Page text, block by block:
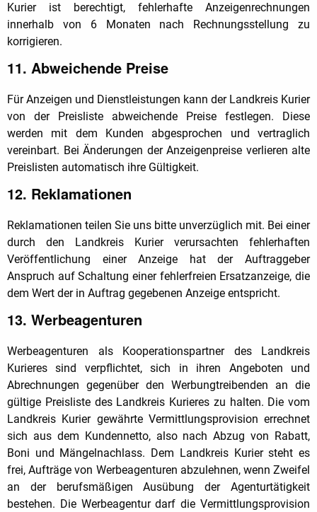
Kurier ist berechtigt, fehlerhafte Anzeigenrechnungen
innerhalb von 6 Monaten nach Rechnungsstellung zu
korrigieren.
11. Abweichende Preise
Für Anzeigen und Dienstleistungen kann der Landkreis Kurier
von der Preisliste abweichende Preise festlegen. Diese
werden mit dem Kunden abgesprochen und vertraglich
vereinbart. Bei Änderungen der Anzeigenpreise verlieren alte
Preislisten automatisch ihre Gültigkeit.
12. Reklamationen
Reklamationen teilen Sie uns bitte unverzüglich mit. Bei einer
durch den Landkreis Kurier verursachten fehlerhaften
Veröffentlichung einer Anzeige hat der Auftraggeber
Anspruch auf Schaltung einer fehlerfreien Ersatzanzeige, die
dem Wert der in Auftrag gegebenen Anzeige entspricht.
13. Werbeagenturen
Werbeagenturen als Kooperationspartner des Landkreis
Kurieres sind verpflichtet, sich in ihren Angeboten und
Abrechnungen gegenüber den Werbungtreibenden an die
gültige Preisliste des Landkreis Kurieres zu halten. Die vom
Landkreis Kurier gewährte Vermittlungsprovision errechnet
sich aus dem Kundennetto, also nach Abzug von Rabatt,
Boni und Mängelnachlass. Dem Landkreis Kurier steht es
frei, Aufträge von Werbeagenturen abzulehnen, wenn Zweifel
an der berufsmäßigen Ausübung der Agenturtätigkeit
bestehen. Die Werbeagentur darf die Vermittlungsprovision